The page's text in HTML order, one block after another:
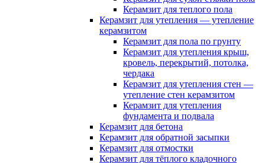
Керамзит для теплого пола
Керамзит для утепления — утепление
керамзитом
Керамзит для пола по грунту
Керамзит для утепления крыш,
кровель, перекрытий, потолка,
чердака
Керамзит для утепления стен —
утепление стен керамзитом
Керамзит для утепления
фундамента и подвала
Керамзит для бетона
Керамзит для обратной засыпки
Керамзит для отмостки
Керамзит для тёплого кладочного